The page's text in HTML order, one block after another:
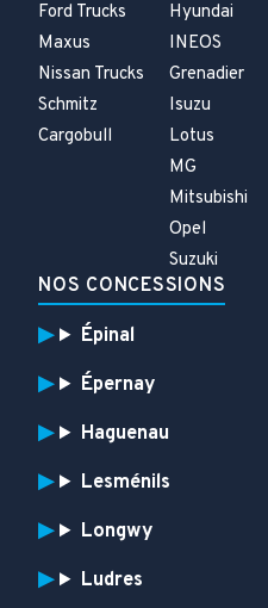
Ford Trucks
Maxus
Nissan Trucks
Schmitz
Cargobull
Hyundai
INEOS
Grenadier
Isuzu
Lotus
MG
Mitsubishi
Opel
Suzuki
NOS CONCESSIONS
Épinal
Épernay
Haguenau
Lesménils
Longwy
Ludres